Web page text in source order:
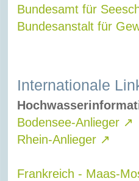
Bundesamt für
Bundesanstalt für
Internationale
Bodensee-Anlieger ↗
Rhein-Anlieger ↗
Frankreich - Maas-